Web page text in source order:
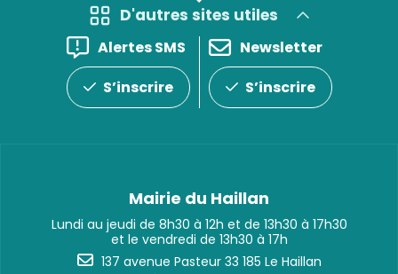
D'autres sites utiles
Alertes SMS
S’inscrire
Newsletter
S’inscrire
Mairie du Haillan
Lundi au jeudi de 8h30 à 12h et de 13h30 à 17h30
et le vendredi de 13h30 à 17h
137 avenue Pasteur 33 185 Le Haillan